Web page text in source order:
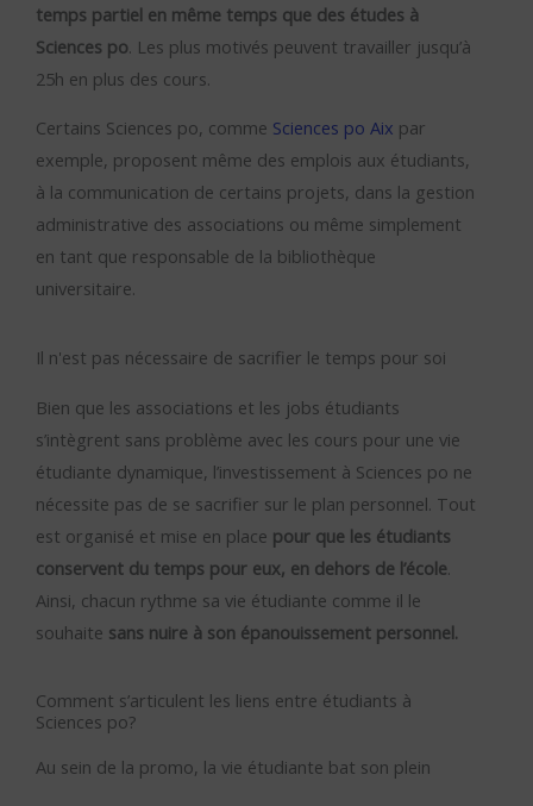
temps partiel en même temps que des études à
Sciences po. Les plus motivés peuvent travailler jusqu’à
25h en plus des cours.
Certains Sciences po, comme Sciences po Aix par
exemple, proposent même des emplois aux étudiants,
à la communication de certains projets, dans la gestion
administrative des associations ou même simplement
en tant que responsable de la bibliothèque
universitaire.
Il n'est pas nécessaire de sacrifier le temps pour soi
Bien que les associations et les jobs étudiants
s’intègrent sans problème avec les cours pour une vie
étudiante dynamique, l’investissement à Sciences po ne
nécessite pas de se sacrifier sur le plan personnel. Tout
est organisé et mise en place pour que les étudiants
conservent du temps pour eux, en dehors de l’école.
Ainsi, chacun rythme sa vie étudiante comme il le
souhaite sans nuire à son épanouissement personnel.
Comment s’articulent les liens entre étudiants à
Sciences po?
Au sein de la promo, la vie étudiante bat son plein